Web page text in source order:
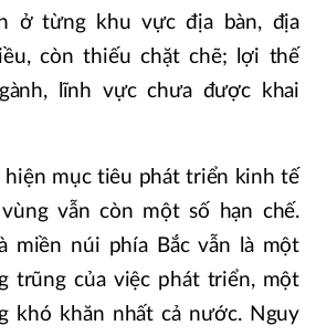
ở từng khu vực địa bàn, địa
còn thiếu chặt chẽ; lợi thế
lĩnh vực chưa được khai
hiện mục tiêu phát triển kinh tế
vẫn còn một số hạn chế.
miền núi phía Bắc vẫn là một
trũng của việc phát triển, một
khó khăn nhất cả nước. Nguy